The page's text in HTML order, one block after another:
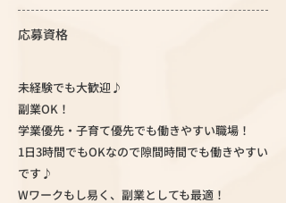
応募資格
未経験でも大歓迎♪
副業OK！
学業優先・子育て優先でも働きやすい職場！
1日3時間でもOKなので隙間時間でも働きやすい
です♪
Wワークもし易く、副業としても最適！